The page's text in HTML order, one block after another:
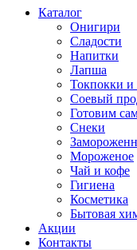
Каталог
Онигири
Сладости
Напитки
Лапша
Токпокки и
Соевый
Готовим
Снеки
Мороженое
Чай и кофе
Гигиена
Косметика
Бытовая
Акции
Контакты